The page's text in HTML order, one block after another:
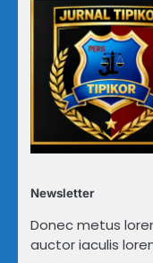
Newsletter
Donec metus
auctor iaculis